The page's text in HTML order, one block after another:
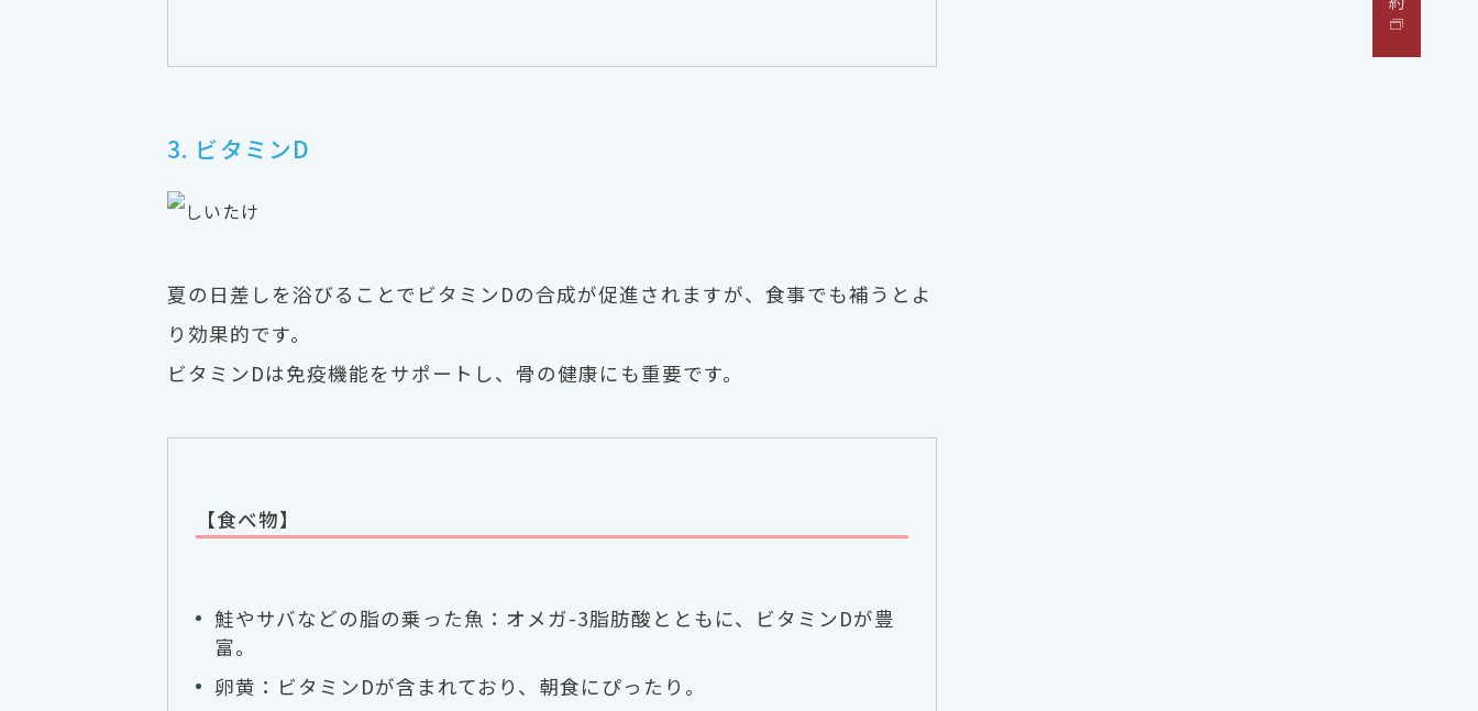
3. ビタミンD
夏の日差しを浴びることでビタミンDの合成が促進されますが、食事でも補うとよ
り効果的です。
ビタミンDは免疫機能をサポートし、骨の健康にも重要です。
【食べ物】
鮭やサバなどの脂の乗った魚：オメガ-3脂肪酸とともに、ビタミンDが豊
富。
卵黄：ビタミンDが含まれており、朝食にぴったり。